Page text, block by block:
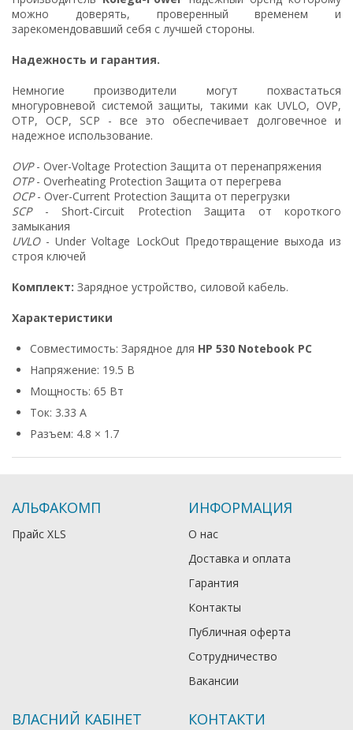
можно доверять, проверенный временем и
зарекомендовавший себя с лучшей стороны.
Надежность и гарантия.
Немногие производители могут похвастаться
многуровневой системой защиты, такими как UVLO, OVP,
OTP, OCP, SCP - все это обеспечивает долговечное и
надежное использование.
OVP- Over-Voltage Protection Защита от перенапряжения
OTP- Overheating Protection Защита от перегрева
OCP- Over-Current Protection Защита от перегрузки
SCP- Short-Circuit Protection Защита от короткого
замыкания
UVLO- Under Voltage LockOut Предотвращение выхода из
строя ключей
Комплект: Зарядное устройство, силовой кабель.
Характеристики
Совместимость: Зарядное для HP 530 Notebook PC
Напряжение: 19.5 В
Мощность: 65 Вт
Ток: 3.33 А
Разъем: 4.8 × 1.7
АЛЬФАКОМП
Прайс XLS
ИНФОРМАЦИЯ
О нас
Доставка и оплата
Гарантия
Контакты
Публичная оферта
Сотрудничество
Вакансии
ВЛАСНИЙ КАБІНЕТ КОНТАКТИ